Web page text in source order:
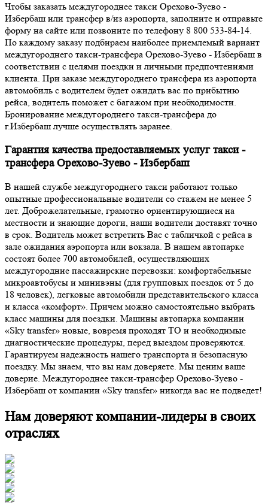
Чтобы заказать междугороднее такси Орехово-Зуево -
Избербаш или трансфер в/из аэропорта, заполните и отправьте
форму на сайте или позвоните по телефону 8 800 533-84-14.
По каждому заказу подбираем наиболее приемлемый вариант
междугороднего такси-трансфера Орехово-Зуево - Избербаш в
соответствии с целями поездки и личными предпочтениями
клиента. При заказе междугороднего трансфера из аэропорта
автомобиль с водителем будет ожидать вас по прибытию
рейса, водитель поможет с багажом при необходимости.
Бронирование междугороднего такси-трансфера до
г.Избербаш лучше осуществлять заранее.
Гарантия качества предоставляемых услуг такси -
трансфера Орехово-Зуево - Избербаш
В нашей службе междугороднего такси работают только
опытные профессиональные водители со стажем не менее 5
лет. Доброжелательные, грамотно ориентирующиеся на
местности и знающие дороги, наши водители доставят точно
в срок. Водитель может встретить Вас с табличкой с рейса в
зале ожидания аэропорта или вокзала. В нашем автопарке
состоят более 700 автомобилей, осуществляющих
междугородние пассажирские перевозки: комфортабельные
микроавтобусы и минивэны (для групповых поездок от 5 до
18 человек), легковые автомобили представительского класса
и класса «комфорт». Причем можно самостоятельно выбрать
класс машины для поездки. Машины автопарка компании
«Sky transfer» новые, вовремя проходят ТО и необходимые
диагностические процедуры, перед выездом проверяются.
Гарантируем надежность нашего транспорта и безопасную
поездку. Мы знаем, что вы нам доверяете. Мы ценим ваше
доверие. Междугороднее такси-трансфер Орехово-Зуево -
Избербаш от компании «Sky transfer» никогда вас не подведет!
Нам доверяют компании-лидеры в своих
отраслях